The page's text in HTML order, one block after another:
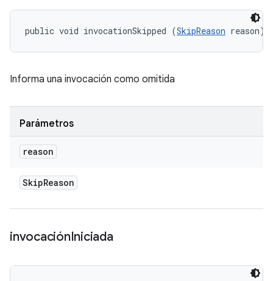
public void invocationSkipped (SkipReason reason)
Informa una invocación como omitida
Parámetros
reason
SkipReason
invocaciónIniciada